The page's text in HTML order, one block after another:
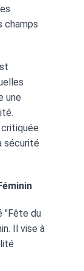
champs
une
sécurité
"Fête du
Il vise à